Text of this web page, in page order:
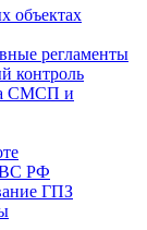
объектах
регламенты
контроль
СМСП и
ВС РФ
ГПЗ